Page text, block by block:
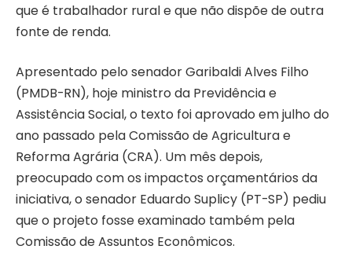
que é trabalhador rural e que não dispõe de outra
fonte de renda.
Apresentado pelo senador Garibaldi Alves Filho
(PMDB-RN), hoje ministro da Previdência e
Assistência Social, o texto foi aprovado em julho do
ano passado pela Comissão de Agricultura e
Reforma Agrária (CRA). Um mês depois,
preocupado com os impactos orçamentários da
iniciativa, o senador Eduardo Suplicy (PT-SP) pediu
que o projeto fosse examinado também pela
Comissão de Assuntos Econômicos.